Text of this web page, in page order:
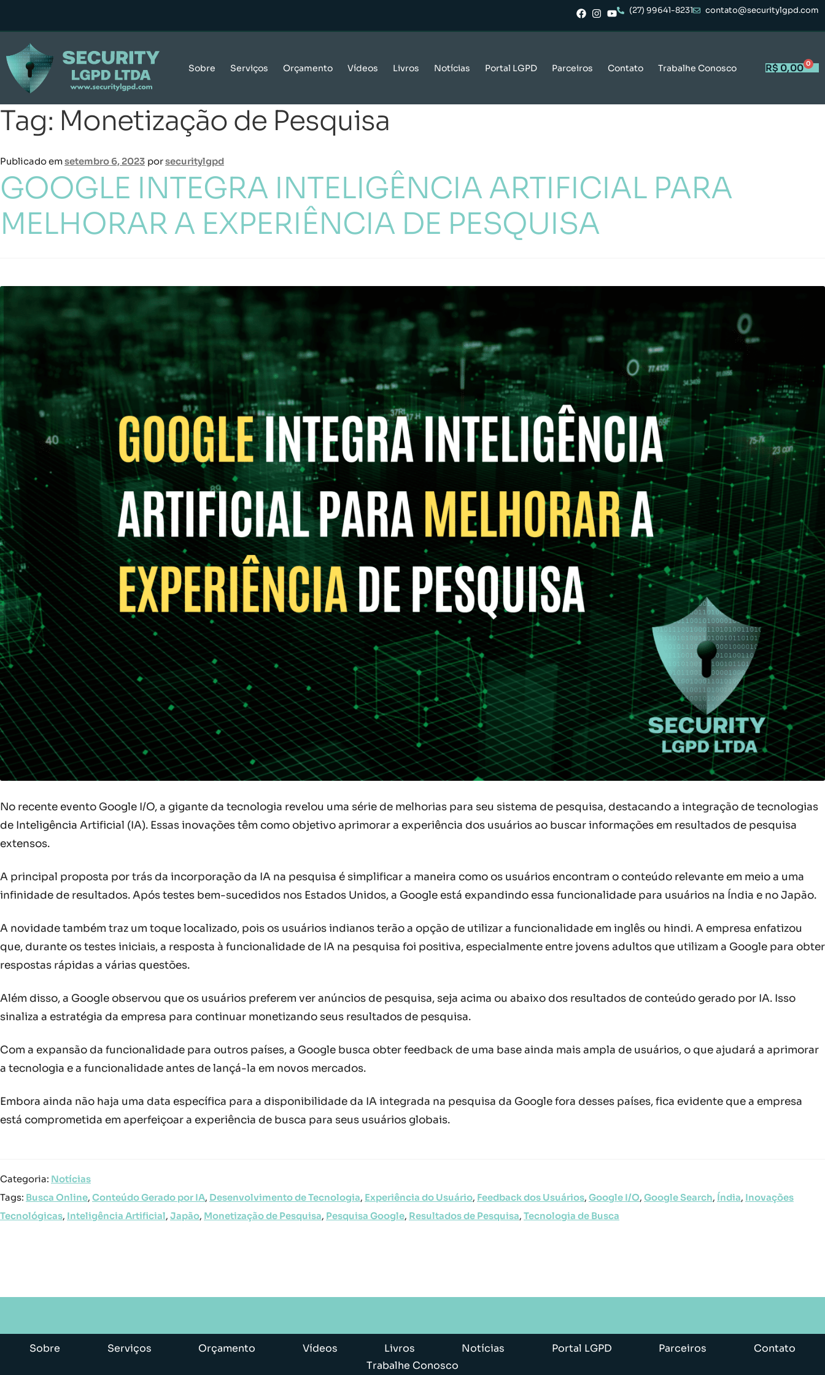
(27) 99641-8231 contato@securitylgpd.com
Sobre Serviços Orçamento Vídeos Livros Notícias Portal LGPD Parceiros Contato Trabalhe Conosco R$ 0,00 0
Tag: Monetização de Pesquisa
Publicado emsetembro 6, 2023 porsecuritylgpd
GOOGLE INTEGRA INTELIGÊNCIA ARTIFICIAL PARA
MELHORAR A EXPERIÊNCIA DE PESQUISA
No recente evento Google I/O, a gigante da tecnologia revelou uma série de melhorias para seu sistema de pesquisa, destacando a integração de tecnologias
de Inteligência Artificial (IA). Essas inovações têm como objetivo aprimorar a experiência dos usuários ao buscar informações em resultados de pesquisa
extensos.
A principal proposta por trás da incorporação da IA na pesquisa é simplificar a maneira como os usuários encontram o conteúdo relevante em meio a uma
infinidade de resultados. Após testes bem-sucedidos nos Estados Unidos, a Google está expandindo essa funcionalidade para usuários na Índia e no Japão.
A novidade também traz um toque localizado, pois os usuários indianos terão a opção de utilizar a funcionalidade em inglês ou hindi. A empresa enfatizou
que, durante os testes iniciais, a resposta à funcionalidade de IA na pesquisa foi positiva, especialmente entre jovens adultos que utilizam a Google para obter
respostas rápidas a várias questões.
Além disso, a Google observou que os usuários preferem ver anúncios de pesquisa, seja acima ou abaixo dos resultados de conteúdo gerado por IA. Isso
sinaliza a estratégia da empresa para continuar monetizando seus resultados de pesquisa.
Com a expansão da funcionalidade para outros países, a Google busca obter feedback de uma base ainda mais ampla de usuários, o que ajudará a aprimorar
a tecnologia e a funcionalidade antes de lançá-la em novos mercados.
Embora ainda não haja uma data específica para a disponibilidade da IA integrada na pesquisa da Google fora desses países, fica evidente que a empresa
está comprometida em aperfeiçoar a experiência de busca para seus usuários globais.
Categoria: Notícias
Tags: Busca Online, Conteúdo Gerado por IA, Desenvolvimento de Tecnologia, Experiência do Usuário, Feedback dos Usuários, Google I/O, Google Search, Índia, Inovações
Tecnológicas, Inteligência Artificial, Japão, Monetização de Pesquisa, Pesquisa Google, Resultados de Pesquisa, Tecnologia de Busca
Sobre Serviços Orçamento Vídeos Livros Notícias Portal LGPD Parceiros
Contato
Trabalhe Conosco